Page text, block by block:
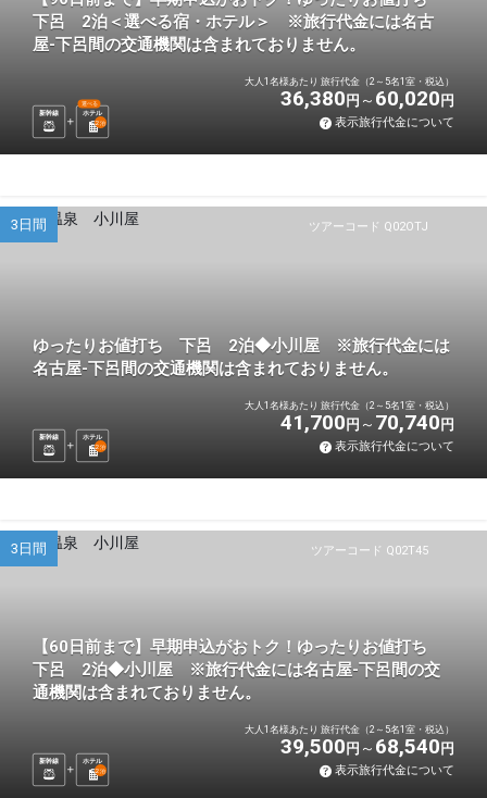
下呂 2泊＜選べる宿・ホテル＞ ※旅行代金には名古
屋-下呂間の交通機関は含まれておりません。
新幹線 ホテル
選べる
2泊
大人1名様あたり 旅行代金（2～5名1室・税込）
36,380 円 60,020 円
表示旅行代金について
ツアーコード Q02OTJ
3日間
ゆったりお値打ち 下呂 2泊◆小川屋 ※旅行代金には
名古屋-下呂間の交通機関は含まれておりません。
新幹線
ホテル
2泊
大人1名様あたり 旅行代金（2～5名1室・税込）
41,700 円 70,740 円
表示旅行代金について
ツアーコード Q02T45
3日間
【60日前まで】早期申込がおトク！ゆったりお値打ち
下呂 2泊◆小川屋 ※旅行代金には名古屋-下呂間の交
通機関は含まれておりません。
新幹線
ホテル
2泊
大人1名様あたり 旅行代金（2～5名1室・税込）
39,500 円 68,540 円
表示旅行代金について